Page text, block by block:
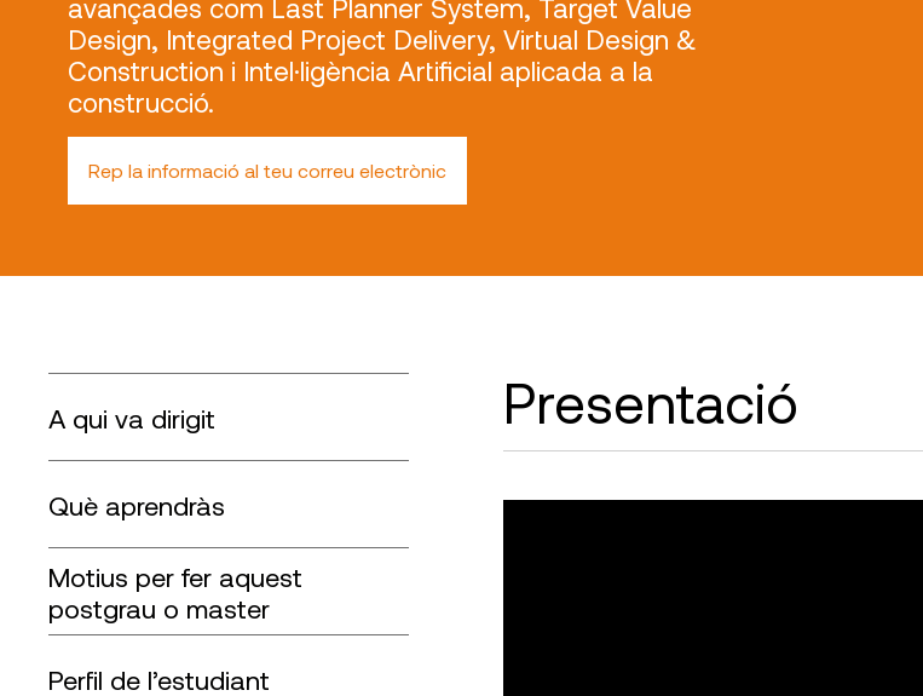
avançades com Last Planner System, Target Value
Design, Integrated Project Delivery, Virtual Design &
Construction i Intel·ligència Artificial aplicada a la
construcció.
Rep la informació al teu correu electrònic
A qui va dirigit
Què aprendràs
Motius per fer aquest
postgrau
Perfil de l’estudiant
Presentació